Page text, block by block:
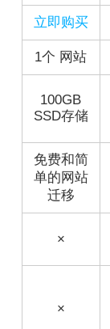
立即购买
1个 网站
100GB
SSD存储
免费和简
单的网站
迁移
×
×